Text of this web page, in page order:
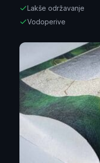
Lakše održavanje
Vodoperive